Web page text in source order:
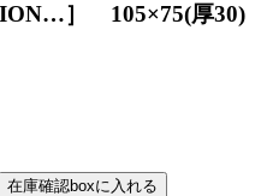
］ 105×75(厚30)